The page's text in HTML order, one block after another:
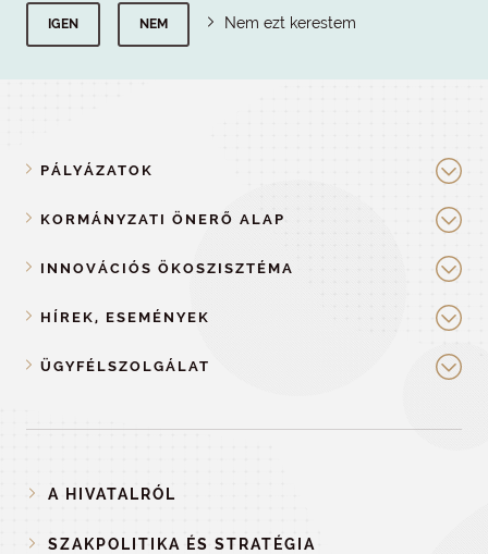
IGEN NEM Nem ezt kerestem
PÁLYÁZATOK
KORMÁNYZATI ÖNERŐ ALAP
INNOVÁCIÓS ÖKOSZISZTÉMA
HÍREK, ESEMÉNYEK
ÜGYFÉLSZOLGÁLAT
A HIVATALRÓL
SZAKPOLITIKA ÉS STRATÉGIA